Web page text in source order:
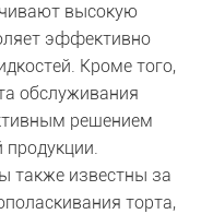
высокую
эффективно
Кроме того,
обслуживания
решением
продукции.
также известны за
торта,